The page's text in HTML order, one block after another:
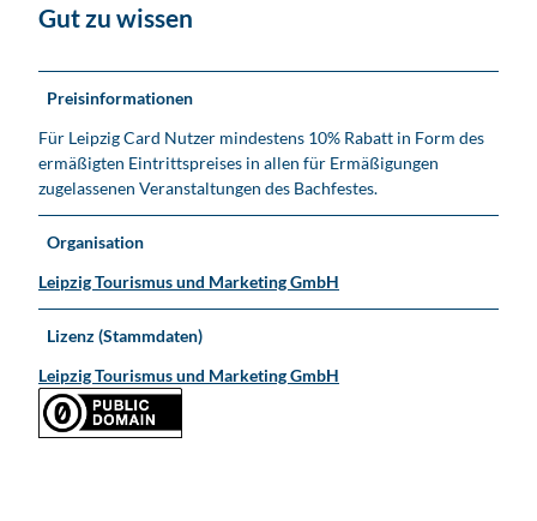
Gut zu wissen
Preisinformationen
Für Leipzig Card Nutzer mindestens 10% Rabatt in Form des
ermäßigten Eintrittspreises in allen für Ermäßigungen
zugelassenen Veranstaltungen des Bachfestes.
Organisation
Leipzig Tourismus und Marketing GmbH
Lizenz (Stammdaten)
Leipzig Tourismus und Marketing GmbH